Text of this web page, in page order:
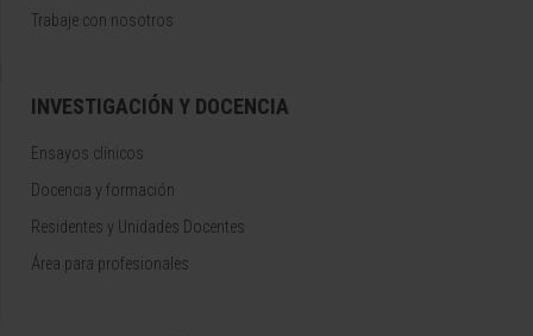
Trabaje con nosotros
INVESTIGACIÓN Y DOCENCIA
Ensayos clínicos
Docencia y formación
Residentes y Unidades Docentes
Área para profesionales